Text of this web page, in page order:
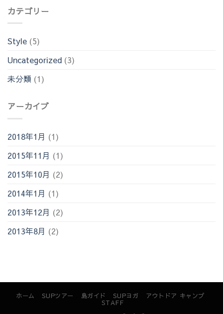
カテゴリー
Style (5)
Uncategorized (3)
未分類 (1)
アーカイブ
2018年1月 (1)
2015年11月 (1)
2015年10月 (2)
2014年1月 (1)
2013年12月 (2)
2013年8月 (2)
ホーム SUPツアー 島ガイド SUPヨガ
アウトドア キャンプ
STAFF